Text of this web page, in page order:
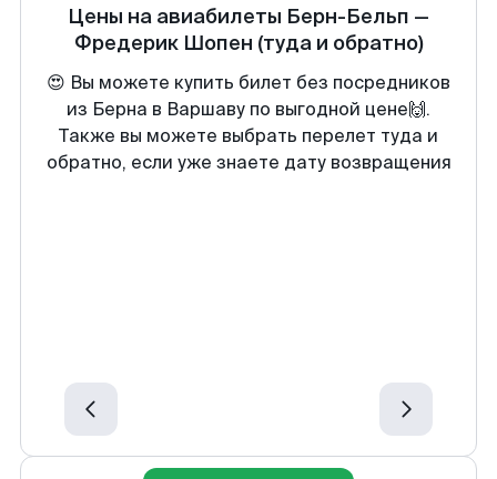
Цены на авиабилеты Берн-Бельп —
Фредерик Шопен (туда и обратно)
😍 Вы можете купить билет без посредников
из Берна в Варшаву по выгодной цене🙌.
Также вы можете выбрать перелет туда и
обратно, если уже знаете дату возвращения